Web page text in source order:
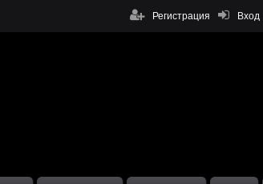
Вход
Регистрация